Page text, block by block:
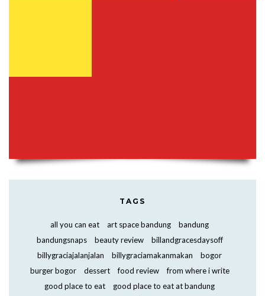
TAGS
all you can eat art space bandung
bandung
bandungsnaps
beauty review
billandgracesdaysoff
billygraciajalanjalan
billygraciamakanmakan
bogor
burger bogor
dessert food review
from where i write
good place to eat
good place to eat at bandung